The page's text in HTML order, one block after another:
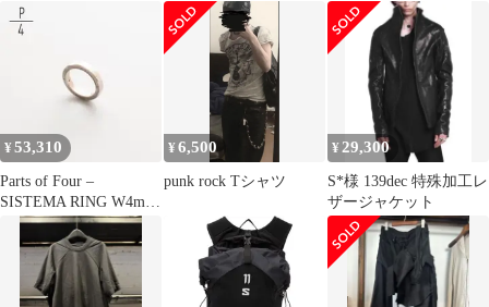
マガイ パンツ
パンツ
¥53,310
Parts of Four –
SISTEMA RING W4mm
Size15
¥6,500
punk rock Tシャツ
¥29,300
S*様 139dec 特殊加工レ
ザージャケット